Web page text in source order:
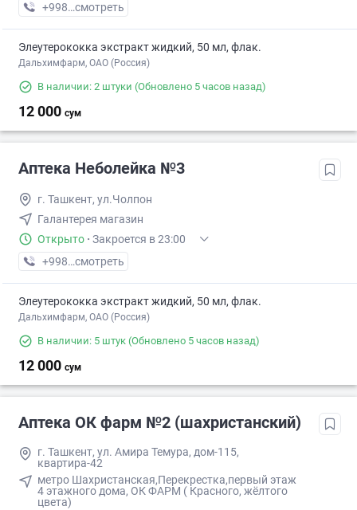
+998 (71) XXX-XX-XX
смотреть
Элеутерококка экстракт жидкий, 50 мл, флак.
Дальхимфарм, ОАО (Россия)
В наличии: 2 штуки (Обновлено 5 часов назад)
12 000 сум
Аптека Неболейка №3
г. Ташкент, ул.Чолпон
Галантерея магазин
Открыто · Закроется в 23:00
+998 (71) XXX-XX-XX
смотреть
Элеутерококка экстракт жидкий, 50 мл, флак.
Дальхимфарм, ОАО (Россия)
В наличии: 5 штук (Обновлено 5 часов назад)
12 000 сум
Аптека ОК фарм №2 (шахристанский)
г. Ташкент, ул. Амира Темура, дом-115,
квартира-42
метро Шахристанская,Перекрестка,первый этаж
4 этажного дома, ОК ФАРМ ( Красного, жёлтого
цвета)